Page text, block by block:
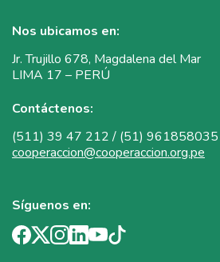
Nos ubicamos en:
Jr. Trujillo 678, Magdalena del Mar
LIMA 17 – PERÚ
Contáctenos:
(511) 39 47 212 / (51) 961858035
cooperaccion@cooperaccion.org.pe
Síguenos en: